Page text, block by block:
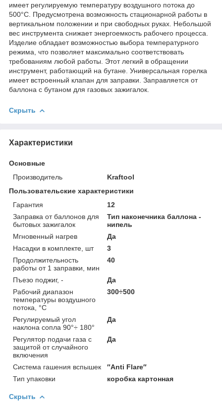
имеет регулируемую температуру воздушного потока до
500°C. Предусмотрена возможность стационарной работы в
вертикальном положении и при свободных руках. Небольшой
вес инструмента снижает энергоемкость рабочего процесса.
Изделие обладает возможностью выбора температурного
режима, что позволяет максимально соответствовать
требованиям любой работы. Этот легкий в обращении
инструмент, работающий на бутане. Универсальная горелка
имеет встроенный клапан для заправки. Заправляется от
баллона с бутаном для газовых зажигалок.
Скрыть
Характеристики
Основные
Производитель
Kraftool
Пользовательские характеристики
Гарантия
12
Заправка от баллонов для
бытовых зажигалок
Тип наконечника баллона -
нипель
Мгновенный нагрев
Да
Насадки в комплекте, шт
3
Продолжительность
работы от 1 заправки, мин
40
Пъезо поджиг, -
Да
Рабочий диапазон
температуры воздушного
потока, °С
300÷500
Регулируемый угол
наклона сопла 90°÷ 180°
Да
Регулятор подачи газа с
защитой от случайного
включения
Да
Система гашения вспышек
″Anti Flare″
Тип упаковки
коробка картонная
Скрыть